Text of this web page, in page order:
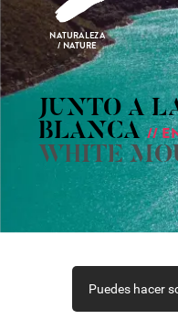
JUNTO A
BLANCA //
WHITE
NATURALEZA
/ NATURE
Puedes hacer